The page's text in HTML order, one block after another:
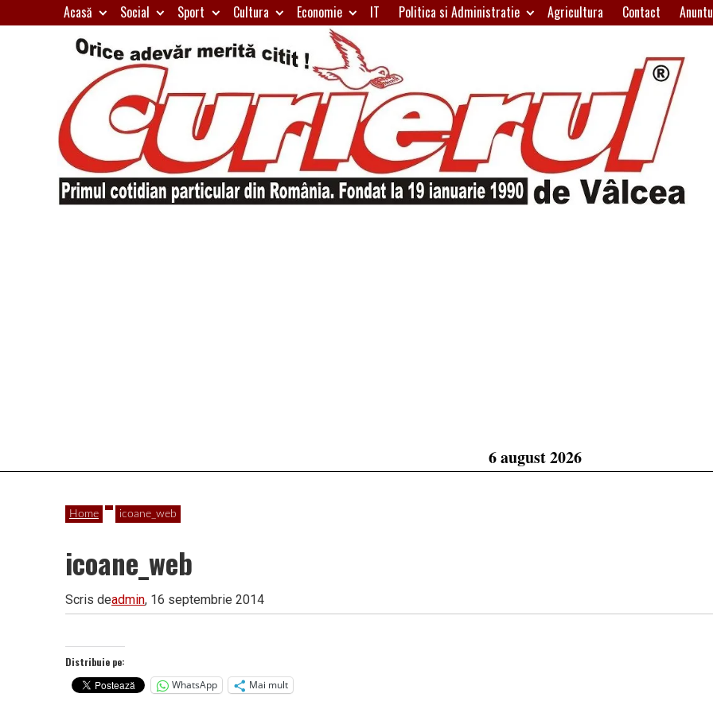
to
Acasă Social Sport Cultura Economie IT Politica si Administratie Agricultura Contact
6 august 2026
Home icoane_web
icoane_web
Scris deadmin, 16 septembrie 2014
Distribuie pe:
WhatsApp
Mai mult